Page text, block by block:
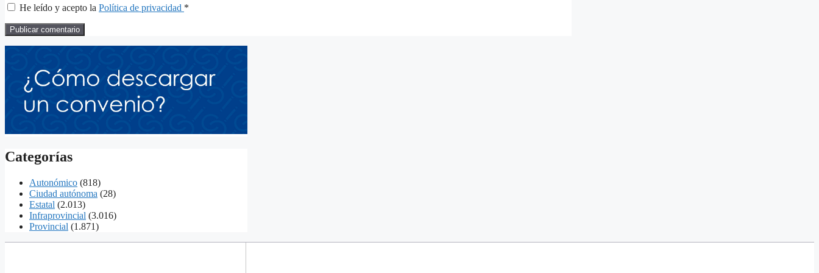
He leído y acepto la Política de privacidad *
Categorías
Autonómico (818)
Ciudad autónoma (28)
Estatal (2.013)
Infraprovincial (3.016)
Provincial (1.871)